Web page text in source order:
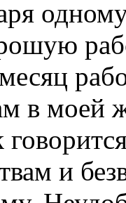
в моей
и